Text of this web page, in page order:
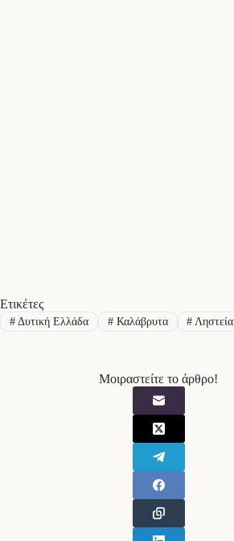
Ετικέτες
#Δυτική Ελλάδα #Καλάβρυτα # Ληστεία
Μοιραστείτε το άρθρο!